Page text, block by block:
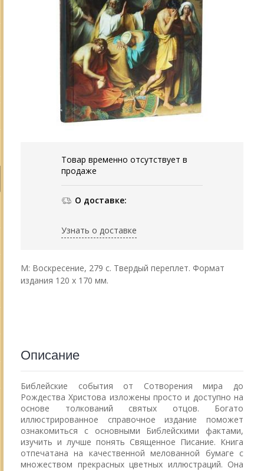
Товар временно отсутствует в
продаже
О доставке:
Узнать о доставке
М: Воскресение, 279 с. Твердый переплет. Формат
издания 120 х 170 мм.
Описание
Библейские события от Сотворения мира до
Рождества Христова изложены просто и доступно на
основе толкований святых отцов. Богато
иллюстрированное справочное издание поможет
ознакомиться с основными Библейскими фактами,
изучить и лучше понять Священное Писание. Книга
отпечатана на качественной мелованной бумаге с
множеством прекрасных цветных иллюстраций. Она